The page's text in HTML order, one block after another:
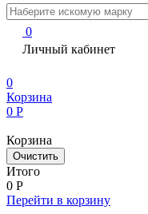
0
Личный кабинет
0
Корзина
0 Р
Корзина
Очистить
Итого
0 Р
Перейти в корзину